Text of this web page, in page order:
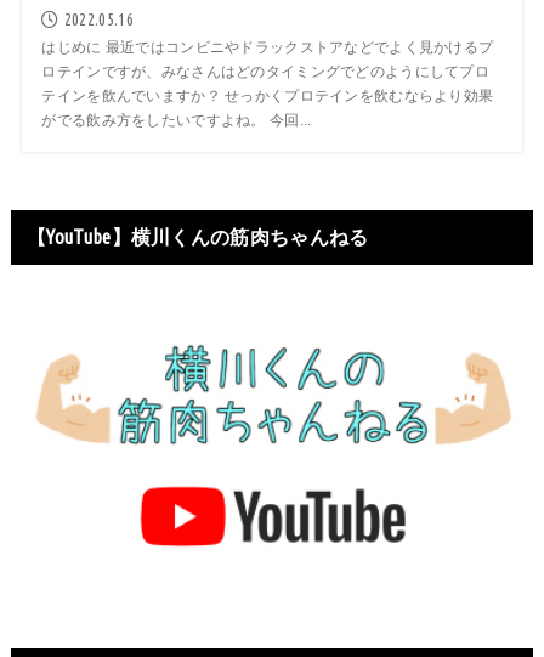
2022.05.16
はじめに 最近ではコンビニやドラックストアなどでよく見かけるプ
ロテインですが、みなさんはどのタイミングでどのようにしてプロ
テインを飲んでいますか？ せっかくプロテインを飲むならより効果
がでる飲み方をしたいですよね。 今回...
【YouTube】横川くんの筋肉ちゃんねる